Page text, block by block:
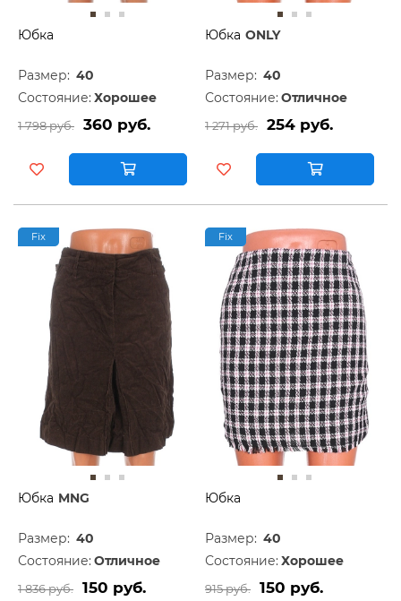
Юбка
Размер: 40
Состояние: Хорошее
1 798 руб. 360 руб.
Юбка ONLY
Размер: 40
Состояние: Отличное
1 271 руб. 254 руб.
Fix
Юбка MNG
Размер: 40
Состояние: Отличное
1 836 руб. 150 руб.
Fix
Юбка
Размер: 40
Состояние: Хорошее
915 руб. 150 руб.